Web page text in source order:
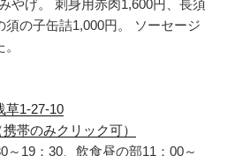
やげ。 刺身用赤肉1,600円、長須
須の子缶詰1,000円。 ソーセージ
草1-27-10
帯のみクリック可）
～19：30、飲食昼の部11：00～